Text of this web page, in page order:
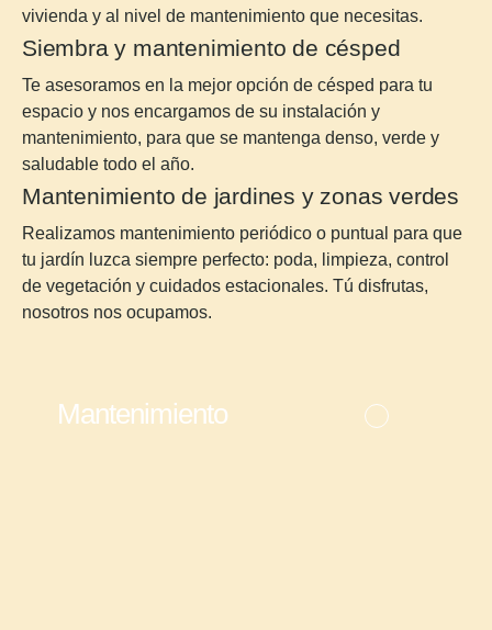
vivienda y al nivel de mantenimiento que necesitas.
Siembra y mantenimiento de césped
Te asesoramos en la mejor opción de césped para tu
espacio y nos encargamos de su instalación y
mantenimiento, para que se mantenga denso, verde y
saludable todo el año.
Mantenimiento de jardines y zonas verdes
Realizamos mantenimiento periódico o puntual para que
tu jardín luzca siempre perfecto: poda, limpieza, control
de vegetación y cuidados estacionales. Tú disfrutas,
nosotros nos ocupamos.
Mantenimiento